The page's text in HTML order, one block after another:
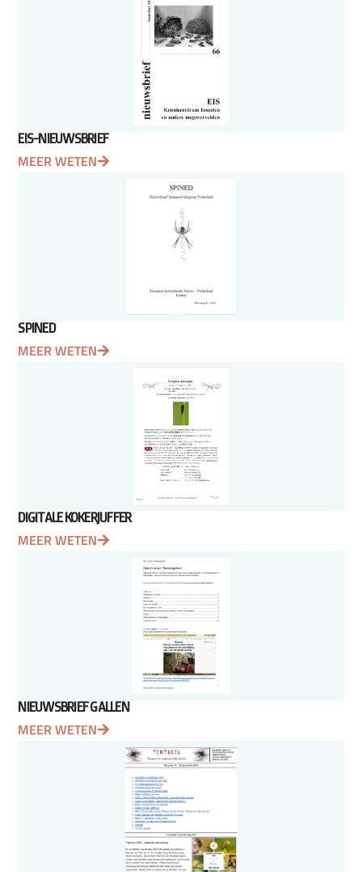
EIS-NIEUWSBRIEF
MEER WETEN
SPINED
MEER WETEN
DIGITALE KOKERJUFFER
MEER WETEN
NIEUWSBRIEF GALLEN
MEER WETEN